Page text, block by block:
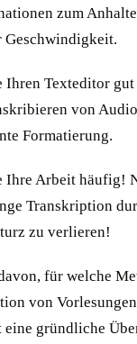
zum
Geschwindigkeit.
Ihren Texteditor
von
Formatierung.
Ihre Arbeit häufig!
Transkription
zu verlieren!
für welche
von
eine gründliche